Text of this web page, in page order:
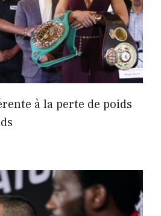
à la perte de poids